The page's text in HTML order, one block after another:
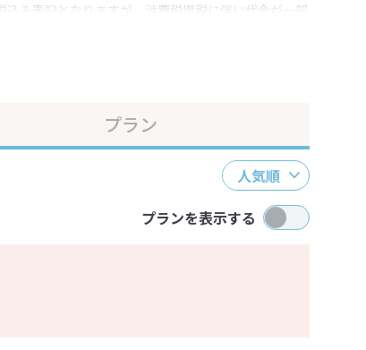
み表記となりますが、消費税増税に伴い代金が一部
プラン
人気順
プランを表示する